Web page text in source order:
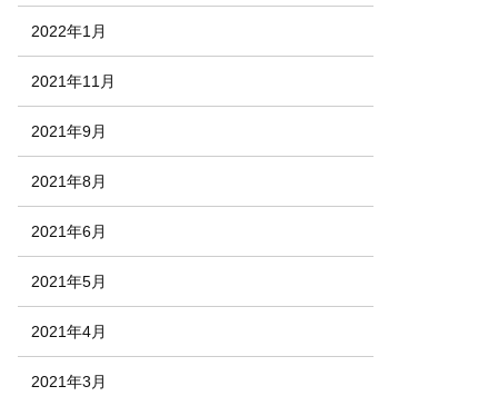
2022年1月
2021年11月
2021年9月
2021年8月
2021年6月
2021年5月
2021年4月
2021年3月